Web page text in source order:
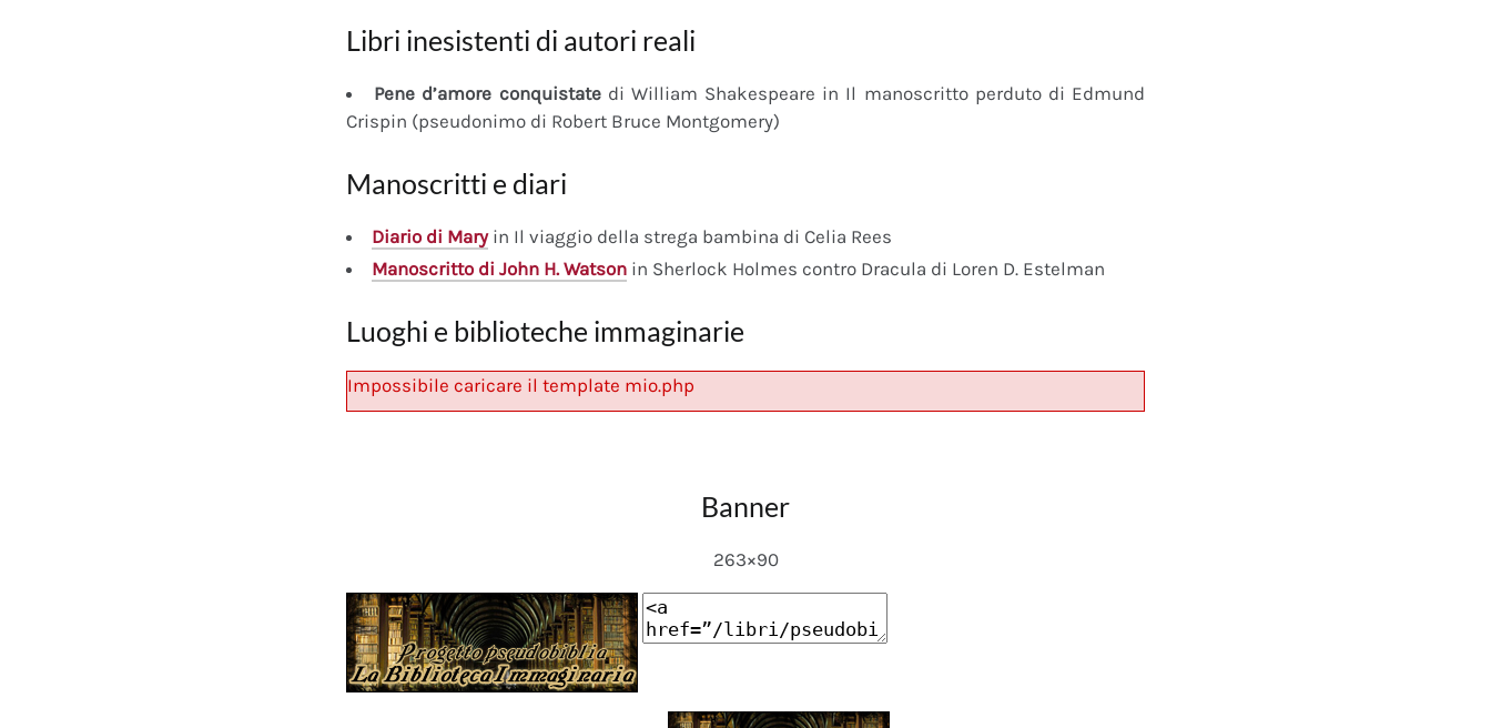
Libri inesistenti di autori reali
Pene d’amore conquistatedi William Shakespeare in Il manoscritto perduto di Edmund
Crispin (pseudonimo di Robert Bruce Montgomery)
Manoscritti e diari
Diario di Maryin Il viaggio della strega bambina di Celia Rees
Manoscritto di John H. Watson in Sherlock Holmes contro Dracula di Loren D. Estelman
Luoghi e biblioteche immaginarie
Impossibile caricare il template mio.php
Banner
263×90